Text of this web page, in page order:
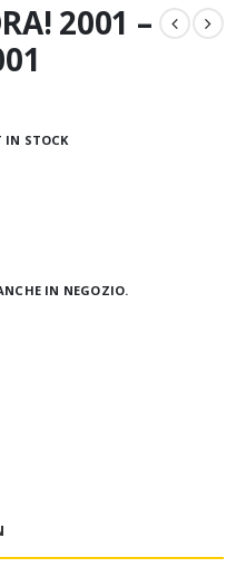
2001 –
IN STOCK
IN NEGOZIO.